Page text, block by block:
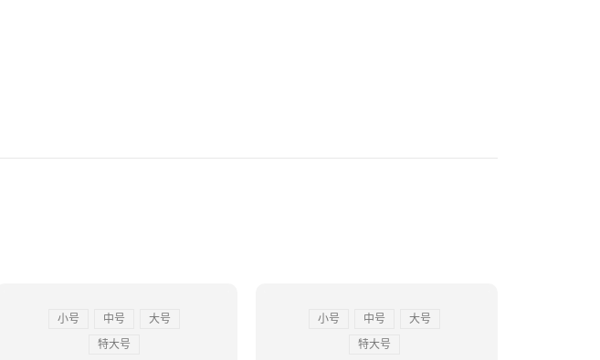
小号 中号
大号
特大号
小号 中号
大号
特大号